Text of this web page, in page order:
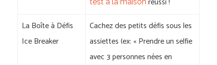
La Boîte à Défis
Ice Breaker
Cachez des petits défis sous les
assiettes (ex: « Prendre un selfie
avec 3 personnes nées en